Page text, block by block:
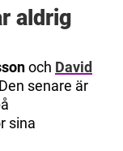
aldrig
och David
senare är
sina